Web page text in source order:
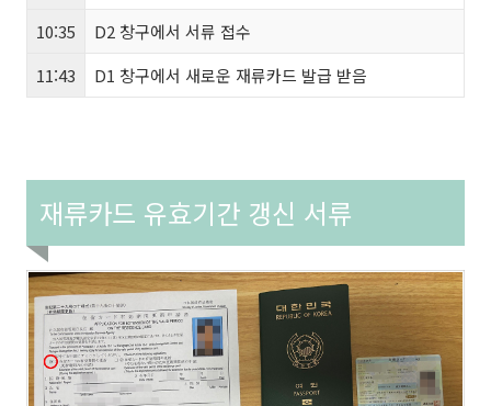
10:35
D2 창구에서 서류 접수
11:43
D1 창구에서 새로운 재류카드 발급 받음
재류카드 유효기간 갱신 서류